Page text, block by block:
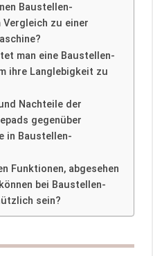
Baustellen-
Vergleich zu einer
man eine Baustellen-
ihre Langlebigkeit zu
Nachteile der
gegenüber
in Baustellen-
Funktionen, abgesehen
bei Baustellen-
sein?